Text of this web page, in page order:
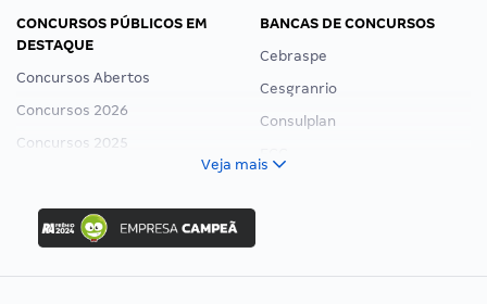
CONCURSOS PÚBLICOS EM
DESTAQUE
Concursos Abertos
Concursos 2026
Concursos 2025
Concurso Ibama
Concurso MPU
Editais publicados
BANCAS DE CONCURSOS
Cebraspe
Cesgranrio
Consulplan
Veja mais